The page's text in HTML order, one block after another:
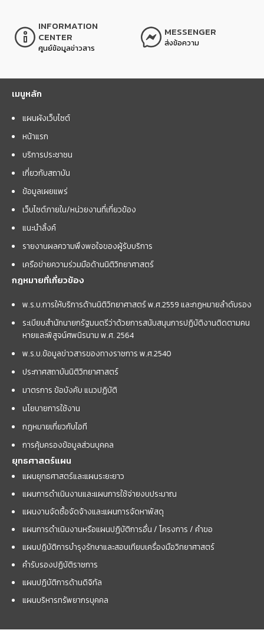
INFORMATION
CENTER
ศูนย์ข้อมูลข่าวสาร
MESSENGER
ส่งข้อความ
เมนูหลัก
แผนผังเว็บไซต์
หน้าแรก
บริการประชาชน
เกี่ยวกับสถาบัน
ข้อมูลเผยแพร่
เว็บไซต์ภายใน/หน่วยงานที่เกี่ยวข้อง
แนะนำลิ้งค์
รายงานผลความพึงพอใจของผู้รับบริการ
เครือข่ายความร่วมมือด้านนิติวิทยาศาสตร์
กฎหมายที่เกี่ยวข้อง
พ.ร.บ.การให้บริการด้านนิติวิทยาศาสตร์ พ.ศ.2559 และกฏหมายลำดับรอง
ระเบียบสำนักนายกรัฐมนตรีว่าด้วยการสนับสนุนการปฏิบัติงานติดตามคน
หายและพิสูจน์ศพนิรนาม พ.ศ. 2564
พ.ร.บ.ข้อมูลข่าวสารของทางราชการ พ.ศ.2540
ประกาศสถาบันนิติวิทยาศาสตร์
มาตรการ ข้อบังคับ แนวปฏิบัติ
นโยบายการใช้งาน
กฎหมายเกี่ยวกับไอที
การคุ้มครองข้อมูลส่วนบุคคล
ยุทธศาสตร์แผน
แผนยุทธศาสตร์และแผนระยะยาว
แผนการดำเนินงานและแผนการใช้จ่ายงบประมาณ
แผนงานจัดซื้อจัดจ้างและแผนการจัดหาพัสดุ
แผนการดำเนินงานหรือแผนปฏิบัติการอื่น / โครงการ / คำขอ
แผนปฏิบัติการบำรุงรักษาและสอบเทียบเครื่องมือวิทยาศาสตร์
คำรับรองปฏิบัติราชการ
แผนปฏิบัติการด้านดิจิทัล
แผนบริหารทรัพยากรบุคคล